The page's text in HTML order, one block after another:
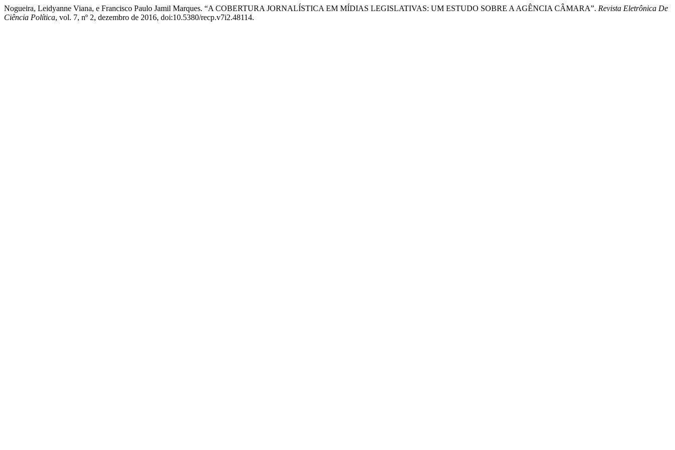
Nogueira, Leidyanne Viana, e Francisco Paulo Jamil Marques. “A COBERTURA JORNALÍSTICA EM MÍDIAS LEGISLATIVAS: UM ESTUDO SOBRE A AGÊNCIA CÂMARA”. Revista Eletrônica De
Ciência Política, vol. 7, nº 2, dezembro de 2016, doi:10.5380/recp.v7i2.48114.